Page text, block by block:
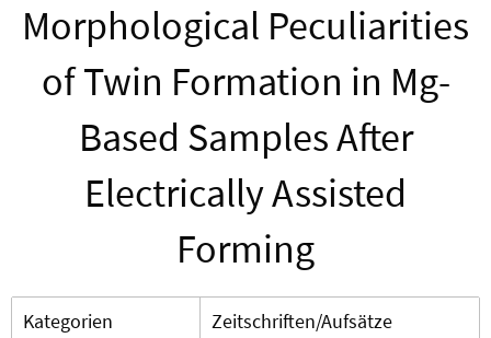
Morphological Peculiarities
of Twin Formation in Mg-
Based Samples After
Electrically Assisted
Forming
Kategorien
Zeitschriften/Aufsätze